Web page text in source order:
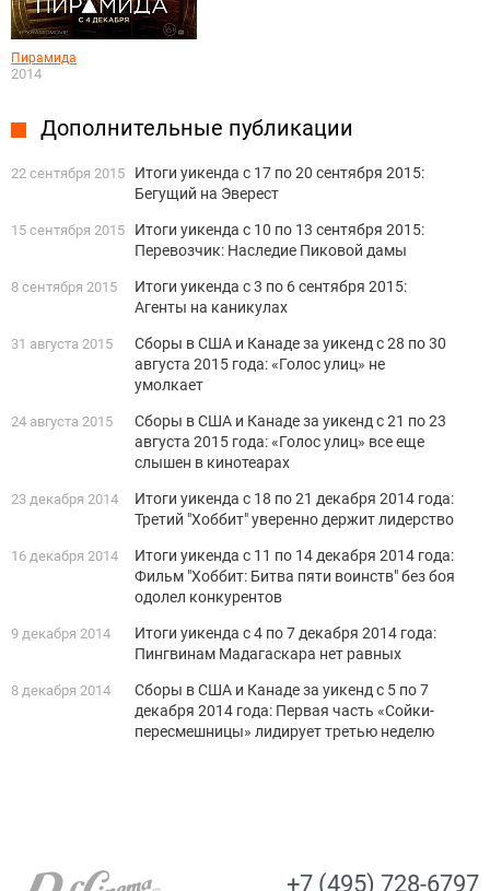
Пирамида
2014
Дополнительные публикации
22 сентября 2015
Итоги уикенда с 17 по 20 сентября 2015:
Бегущий на Эверест
15 сентября 2015
Итоги уикенда с 10 по 13 сентября 2015:
Перевозчик: Наследие Пиковой дамы
8 сентября 2015
Итоги уикенда с 3 по 6 сентября 2015:
Агенты на каникулах
31 августа 2015
Сборы в США и Канаде за уикенд с 28 по 30
августа 2015 года: «Голос улиц» не
умолкает
24 августа 2015
Сборы в США и Канаде за уикенд с 21 по 23
августа 2015 года: «Голос улиц» все еще
слышен в кинотеарах
23 декабря 2014
Итоги уикенда c 18 по 21 декабря 2014 года:
Третий "Хоббит" уверенно держит лидерство
16 декабря 2014
Итоги уикенда c 11 по 14 декабря 2014 года:
Фильм "Хоббит: Битва пяти воинств" без боя
одолел конкурентов
9 декабря 2014
Итоги уикенда c 4 по 7 декабря 2014 года:
Пингвинам Мадагаскара нет равных
8 декабря 2014
Сборы в США и Канаде за уикенд с 5 по 7
декабря 2014 года: Первая часть «Сойки-
пересмешницы» лидирует третью неделю
+7 (495) 728-6797